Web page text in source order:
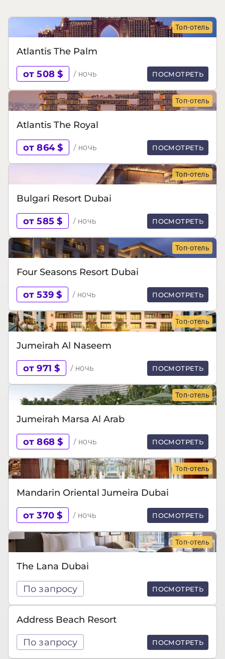
Топ-отель
Atlantis The Palm
от 508 $ / ночь ПОСМОТРЕТЬ
Топ-отель
Atlantis The Royal
от 864 $ / ночь ПОСМОТРЕТЬ
Топ-отель
Bulgari Resort Dubai
от 585 $ / ночь ПОСМОТРЕТЬ
Топ-отель
Four Seasons Resort Dubai
от 539 $ / ночь ПОСМОТРЕТЬ
Топ-отель
Jumeirah Al Naseem
от 971 $ / ночь ПОСМОТРЕТЬ
Топ-отель
Jumeirah Marsa Al Arab
от 868 $ / ночь ПОСМОТРЕТЬ
Топ-отель
Mandarin Oriental Jumeira Dubai
от 370 $ / ночь ПОСМОТРЕТЬ
Топ-отель
The Lana Dubai
По запросу ПОСМОТРЕТЬ
Address Beach Resort
По запросу ПОСМОТРЕТЬ